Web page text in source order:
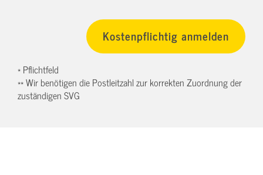
* Pflichtfeld
** Wir benötigen die Postleitzahl zur korrekten Zuordnung der
zuständigen SVG